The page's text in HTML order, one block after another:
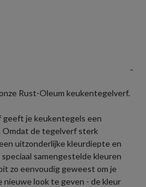
-
Rust-Oleum keukentegelverf.
geeft je keukentegels een
Omdat de tegelverf sterk
uitzonderlijke kleurdiepte en
samengestelde kleuren
zo eenvoudig geweest om je
look te geven - de kleur